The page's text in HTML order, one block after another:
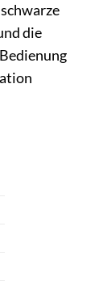
die